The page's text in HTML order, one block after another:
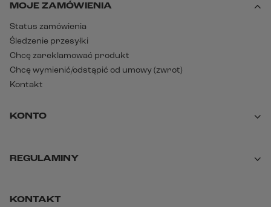
MOJE ZAMÓWIENIA
Status zamówienia
Śledzenie przesyłki
Chcę zareklamować produkt
Chcę wymienić/odstąpić od umowy (zwrot)
Kontakt
KONTO
REGULAMINY
KONTAKT